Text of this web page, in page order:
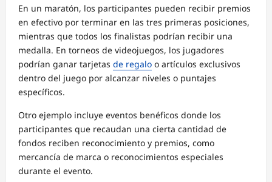
En un maratón, los participantes pueden recibir premios
en efectivo por terminar en las tres primeras posiciones,
mientras que todos los finalistas podrían recibir una
medalla. En torneos de videojuegos, los jugadores
podrían ganar tarjetas de regalo o artículos exclusivos
dentro del juego por alcanzar niveles o puntajes
específicos.
Otro ejemplo incluye eventos benéficos donde los
participantes que recaudan una cierta cantidad de
fondos reciben reconocimiento y premios, como
mercancía de marca o reconocimientos especiales
durante el evento.